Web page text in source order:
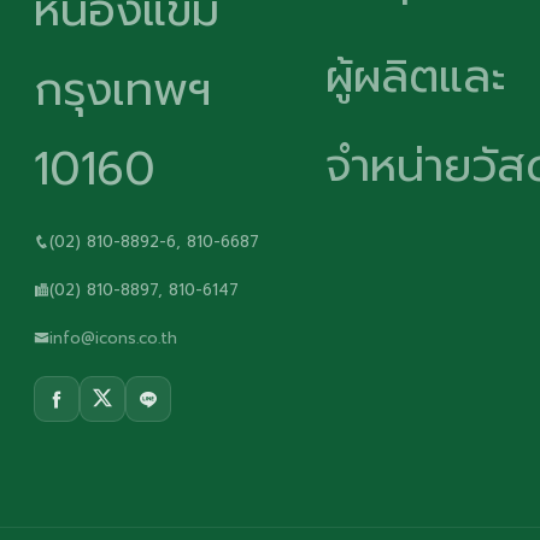
กรุงเทพฯ
10160
(02) 810-8892-6, 810-6687
(02) 810-8897, 810-6147
info@icons.co.th
ผู้ผลิตและ
จำหน่ายวั